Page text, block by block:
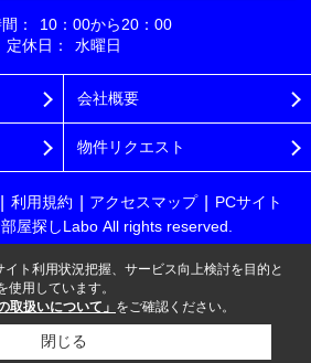
：
10：00から20：00
定休日：
水曜日
会社概要
物件リクエスト
利用規約 アクセスマップ
PCサイト
屋探しLabo All rights reserved.
ト利用状況把握、サービス向上検討を目的と
用しています。
取扱いについて」 をご確認ください。
閉じる